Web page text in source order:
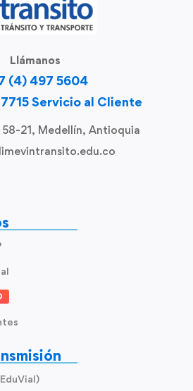
Llámanos
(4) 497 5604
7715 Servicio al Cliente
21, Medellín, Antioquia